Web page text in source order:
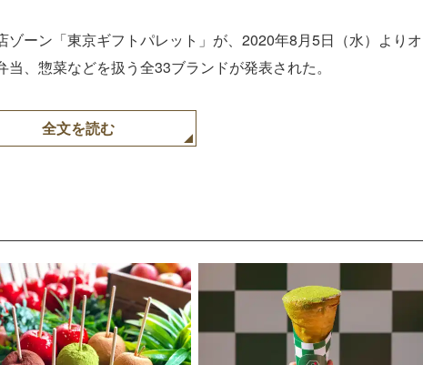
ーン「東京ギフトパレット」が、2020年8月5日（水）よりオ
、惣菜などを扱う全33ブランドが発表された。
全文を読む